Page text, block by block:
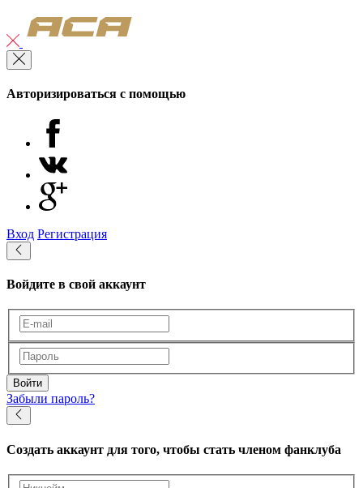
Авторизироваться с помощью
Вход Регистрация
Войдите в свой аккаунт
Войти
Забыли пароль?
Создать аккаунт для того, чтобы стать членом фанклуба